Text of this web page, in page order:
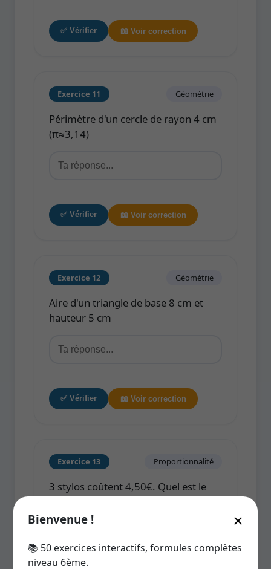
✅ Vérifier 📖 Voir correction
Exercice 11 Géométrie
Périmètre d'un cercle de rayon 4 cm
(π≈3,14)
✅ Vérifier 📖 Voir correction
Exercice 12 Géométrie
Aire d'un triangle de base 8 cm et
hauteur 5 cm
✅ Vérifier 📖 Voir correction
Exercice 13 Proportionnalité
3 stylos coûtent 4,50€. Quel est le
Bienvenue ! ×
📚 50 exercices interactifs, formules complètes
niveau 6ème.